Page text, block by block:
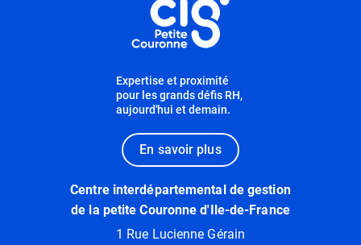
Expertise et proximité
pour les grands défis RH,
aujourd'hui et demain.
En savoir plus
Centre interdépartemental de gestion
de la petite Couronne d'Ile-de-France
1 Rue Lucienne Gérain